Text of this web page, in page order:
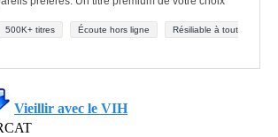
500K+ titres Écoute hors ligne
Résiliable à tout
Vieillir avec le VIH